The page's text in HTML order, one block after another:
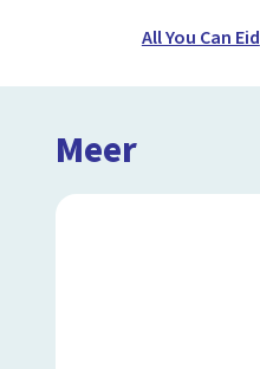
All You Can Eid
Meer